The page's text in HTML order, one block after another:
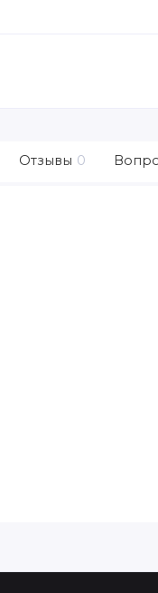
Отзывы 0